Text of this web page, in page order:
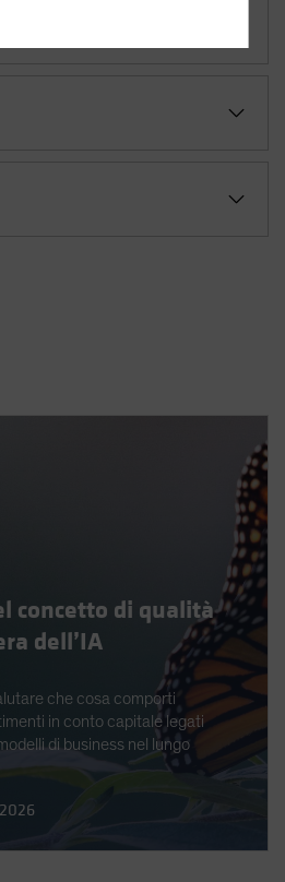
NRC)
concetto di qualità
dell’IA
che cosa comporti
in conto capitale legati
di business nel lungo